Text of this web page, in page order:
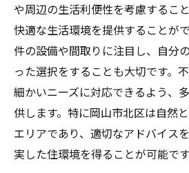
岡山市北区特有の不動産
魅力的な立地を選ぶコツ
定期借家契約による柔軟
不動産の特性を最大限に
地域に根ざした不動産業
地域特性を知る不動産業者
の利点
や周辺の生活利便性を考慮するこ
快適な生活環境を提供することが
件の設備や間取りに注目し、自分
った選択をすることも大切です。
細かいニーズに対応できるよう、
供します。特に岡山市北区は自然
エリアであり、適切なアドバイス
実した住環境を得ることが可能です